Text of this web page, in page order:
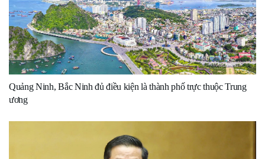
Quảng Ninh, Bắc Ninh đủ điều kiện là thành phố trực thuộc Trung
ương